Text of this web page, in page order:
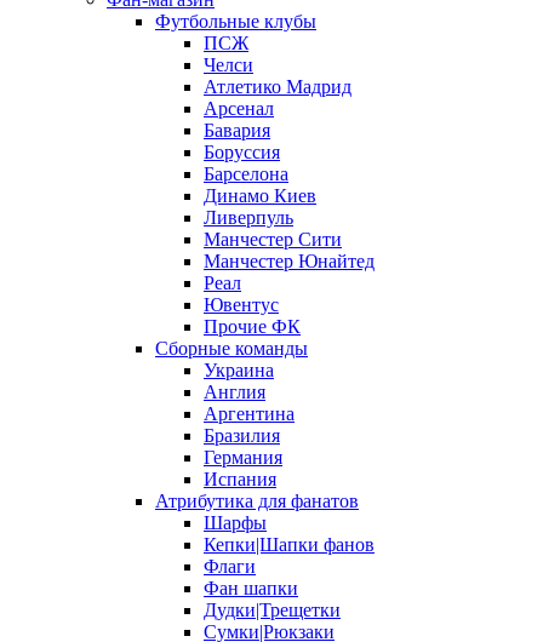
Футбольные клубы
ПСЖ
Челси
Атлетико Мадрид
Арсенал
Бавария
Боруссия
Барселона
Динамо Киев
Ливерпуль
Манчестер Сити
Манчестер Юнайтед
Реал
Ювентус
Прочие ФК
Сборные команды
Украина
Англия
Аргентина
Бразилия
Германия
Испания
Атрибутика для фанатов
Шарфы
Кепки|Шапки фанов
Флаги
Фан шапки
Дудки|Трещетки
Сумки|Рюкзаки